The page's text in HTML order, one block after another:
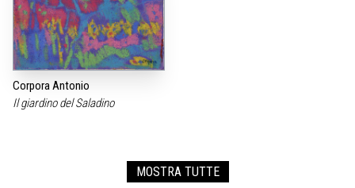
Corpora Antonio
Il giardino del Saladino
MOSTRA TUTTE